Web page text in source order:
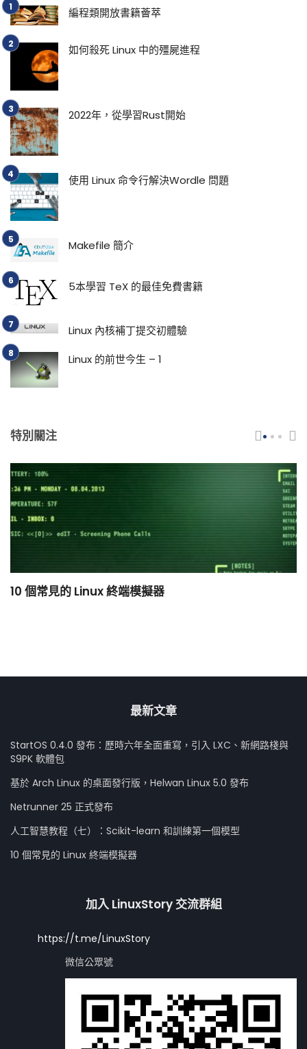
編程類開放書籍薈萃
如何殺死 Linux 中的殭屍進程
2022年，從學習Rust開始
使用 Linux 命令行解決Wordle 問題
Makefile 簡介
5本學習 TeX 的最佳免費書籍
Linux 內核補丁提交初體驗
Linux 的前世今生 – 1
特別關注
10 個常見的 Linux 終端模擬器
最新文章
StartOS 0.4.0 發布：歷時六年全面重寫，引入 LXC、新網路棧與
S9PK 軟體包
基於 Arch Linux 的桌面發行版，Helwan Linux 5.0 發布
Netrunner 25 正式發布
人工智慧教程（七）：Scikit-learn 和訓練第一個模型
10 個常見的 Linux 終端模擬器
加入 LinuxStory 交流群組
https://t.me/LinuxStory
微信公眾號